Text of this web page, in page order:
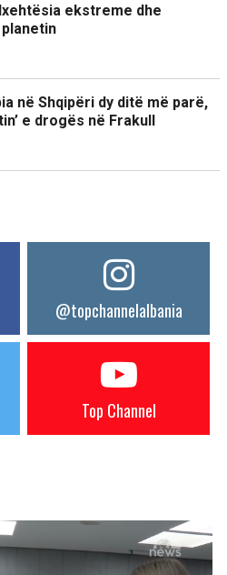
ekstreme dhe
në Shqipëri dy ditë më parë,
e drogës në Frakull
@topchannelalbania
Top Channel